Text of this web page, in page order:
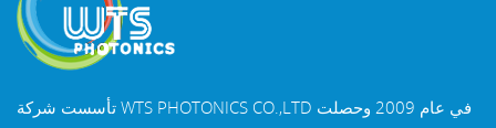
تأسست شركة WTS PHOTONICS CO.,LTD في عام 2009 وحصلت